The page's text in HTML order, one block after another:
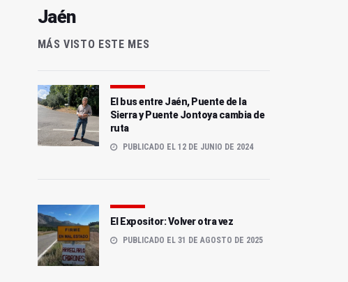
Jaén
MÁS VISTO ESTE MES
El bus entre Jaén, Puente de la
Sierra y Puente Jontoya cambia de
ruta
PUBLICADO EL 12 DE JUNIO DE 2024
El Expositor: Volver otra vez
PUBLICADO EL 31 DE AGOSTO DE 2025